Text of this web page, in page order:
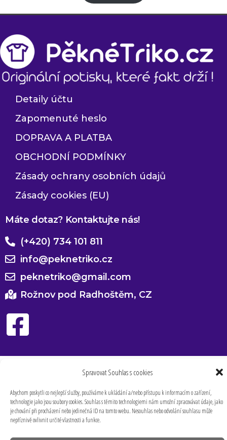
Spravovat Souhlas s cookies
Abychom poskytli co nejlepší služby, používáme k ukládání a/nebo přístupu k informacím o zařízení,
technologie jako jsou soubory cookies. Souhlas s těmito technologiemi nám umožní zpracovávat údaje, jako
je chování při procházení nebo jedinečná ID na tomto webu. Nesouhlas nebo odvolání souhlasu může
nepříznivě ovlivnit určité vlastnosti a funkce.
Detaily účtu
Zapomenuté heslo
DOPRAVA A PLATBA
OBCHODNÍ PODMÍNKY
Zásady ochrany osobních údajů
Zásady cookies (EU)
Máte dotaz? Kontaktujte nás!
(+420) 734 101 811
info@peknetriko.cz
peknetriko@gmail.com
Rožnov pod Radhoštěm, CZ